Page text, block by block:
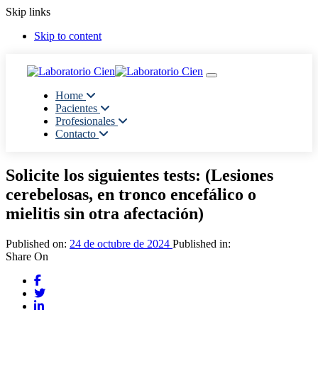
Skip links
Skip to content
Toggle navigation
Home
Pacientes
Profesionales
Contacto
Solicite los siguientes tests: (Lesiones
cerebelosas, en tronco encefálico o
mielitis sin otra afectación)
Published on: 24 de octubre de 2024 Published in:
Share On